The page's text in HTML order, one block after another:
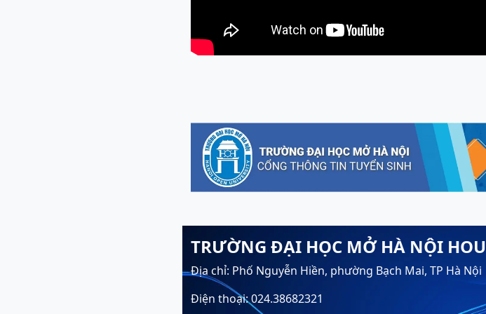
TRƯỜNG ĐẠI HỌC MỞ HÀ NỘI HOU
Địa chỉ: Phố Nguyễn Hiền, phường Bạch Mai, TP Hà Nội
Điện thoại: 024.38682321